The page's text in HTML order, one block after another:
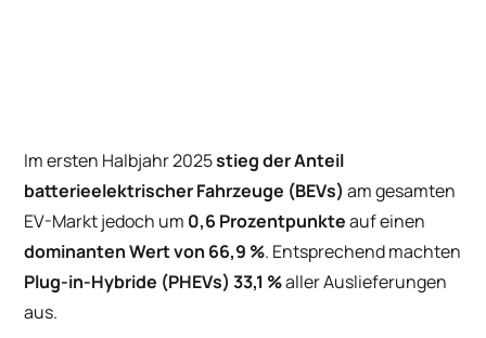
Im ersten Halbjahr 2025stieg der Anteil
batterieelektrischer Fahrzeuge (BEVs) am gesamten
EV-Markt jedoch um 0,6 Prozentpunkteauf einen
dominanten Wert von 66,9 %. Entsprechend machten
Plug-in-Hybride (PHEVs) 33,1 %aller Auslieferungen
aus.